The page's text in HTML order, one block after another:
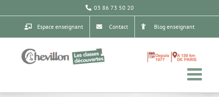
au
03 86 73 50 20
Espace enseignant Contact Blog enseignant